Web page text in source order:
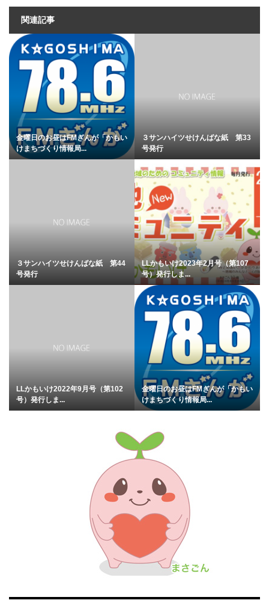
関連記事
金曜日のお昼はFMぎんが「かもい
けまちづくり情報局...
３サンハイツせけんばな紙 第33
号発行
３サンハイツせけんばな紙 第44
号発行
LLかもいけ2023年2月号（第107
号）発行しま...
LLかもいけ2022年9月号（第102
号）発行しま...
金曜日のお昼はFMぎんが「かもい
けまちづくり情報局...